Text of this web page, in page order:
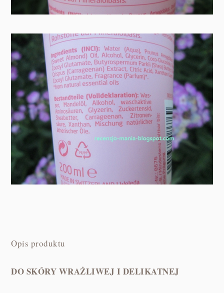
Opis produktu
DO SKÓRY WRAŻLIWEJ I DELIKATNEJ